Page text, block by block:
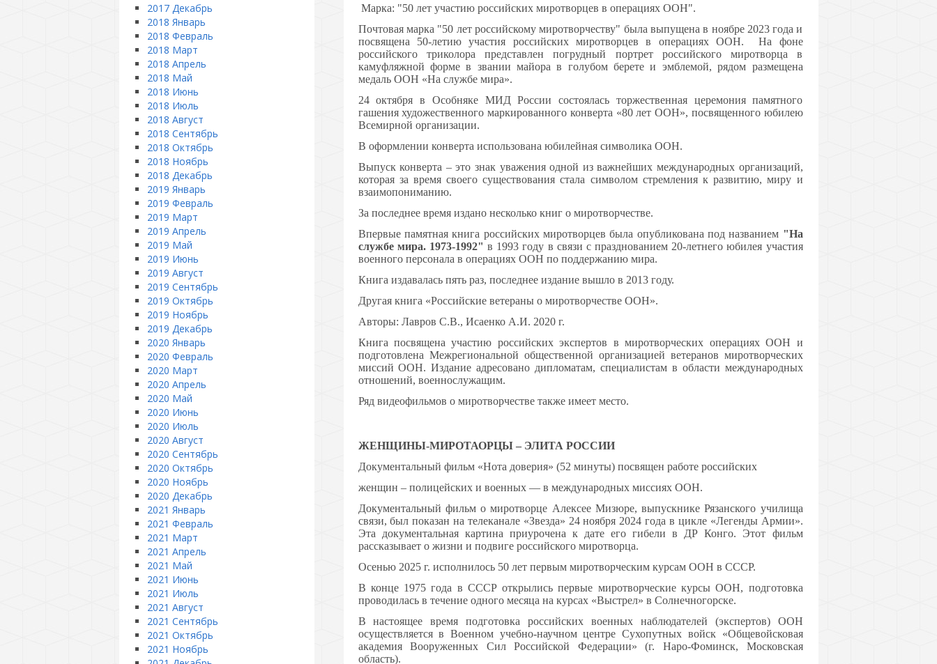
Марка: "50 лет участию российских миротворцев в операциях ООН".
Почтовая марка "50 лет российскому миротворчеству" была выпущена в ноябре 2023 года и
посвящена 50-летию участия российских миротворцев в операциях ООН. На фоне
российского триколора представлен погрудный портрет российского миротворца в
камуфляжной форме в звании майора в голубом берете и эмблемой, рядом размещена
медаль ООН «На службе мира».
24 октября в Особняке МИД России состоялась торжественная церемония памятного
гашения художественного маркированного конверта «80 лет ООН», посвященного юбилею
Всемирной организации.
В оформлении конверта использована юбилейная символика ООН.
Выпуск конверта – это знак уважения одной из важнейших международных организаций,
которая за время своего существования стала символом стремления к развитию, миру и
взаимопониманию.
За последнее время издано несколько книг о миротворчестве.
Впервые памятная книга российских миротворцев была опубликована под названием "На
службе мира. 1973-1992" в 1993 году в связи с празднованием 20-летнего юбилея участия
военного персонала в операциях ООН по поддержанию мира.
Книга издавалась пять раз, последнее издание вышло в 2013 году.
Другая книга «Российские ветераны о миротворчестве ООН».
Авторы: Лавров С.В., Исаенко А.И. 2020 г.
Книга посвящена участию российских экспертов в миротворческих операциях ООН и
подготовлена Межрегиональной общественной организацией ветеранов миротворческих
миссий ООН. Издание адресовано дипломатам, специалистам в области международных
отношений, военнослужащим.
Ряд видеофильмов о миротворчестве также имеет место.
ЖЕНЩИНЫ-МИРОТАОРЦЫ – ЭЛИТА РОССИИ
Документальный фильм «Нота доверия» (52 минуты) посвящен работе российских
женщин – полицейских и военных — в международных миссиях ООН.
Документальный фильм о миротворце Алексее Мизюре, выпускнике Рязанского училища
связи, был показан на телеканале «Звезда» 24 ноября 2024 года в цикле «Легенды Армии».
Эта документальная картина приурочена к дате его гибели в ДР Конго. Этот фильм
рассказывает о жизни и подвиге российского миротворца.
Осенью 2025 г. исполнилось 50 лет первым миротворческим курсам ООН в СССР.
В конце 1975 года в СССР открылись первые миротворческие курсы ООН, подготовка
проводилась в течение одного месяца на курсах «Выстрел» в Солнечногорске.
В настоящее время подготовка российских военных наблюдателей (экспертов) ООН
осуществляется в Военном учебно-научном центре Сухопутных войск «Общевойсковая
академия Вооруженных Сил Российской Федерации» (г. Наро-Фоминск, Московская
область).
2017 Декабрь
2018 Январь
2018 Февраль
2018 Март
2018 Апрель
2018 Май
2018 Июнь
2018 Июль
2018 Август
2018 Сентябрь
2018 Октябрь
2018 Ноябрь
2018 Декабрь
2019 Январь
2019 Февраль
2019 Март
2019 Апрель
2019 Май
2019 Июнь
2019 Август
2019 Сентябрь
2019 Октябрь
2019 Ноябрь
2019 Декабрь
2020 Январь
2020 Февраль
2020 Март
2020 Апрель
2020 Май
2020 Июнь
2020 Июль
2020 Август
2020 Сентябрь
2020 Октябрь
2020 Ноябрь
2020 Декабрь
2021 Январь
2021 Февраль
2021 Март
2021 Апрель
2021 Май
2021 Июнь
2021 Июль
2021 Август
2021 Сентябрь
2021 Октябрь
2021 Ноябрь